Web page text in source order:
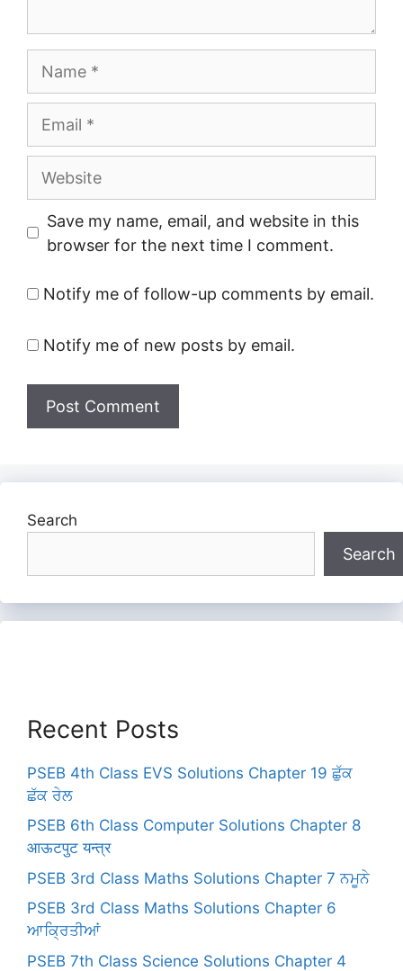
Website
Save my name, email, and website in this
browser for the next time I comment.
Notify me of follow-up comments by email.
Notify me of new posts by email.
Search
Search
Recent Posts
PSEB 4th Class EVS Solutions Chapter 19 ਛੁੱਕ
ਛੱਕ ਰੇਲ
PSEB 6th Class Computer Solutions Chapter 8
आऊटपुट यन्त्र
PSEB 3rd Class Maths Solutions Chapter 7 ਨਮੂਨੇ
PSEB 3rd Class Maths Solutions Chapter 6
ਆਕ੍ਰਿਤੀਆਂ
PSEB 7th Class Science Solutions Chapter 4